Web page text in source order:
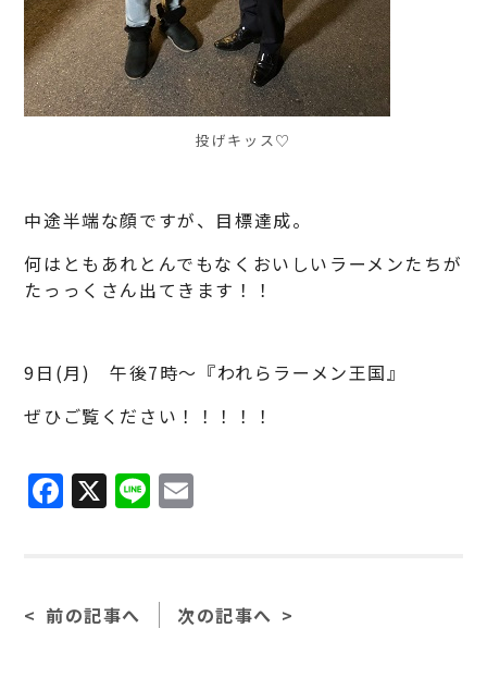
投げキッス♡
中途半端な顔ですが、目標達成。
何はともあれとんでもなくおいしいラーメンたちが
たっっくさん出てきます！！
9日(月) 午後7時～『われらラーメン王国』
ぜひご覧ください！！！！！
F
a
b
X Li
n
前の記事へ 次の記事へ